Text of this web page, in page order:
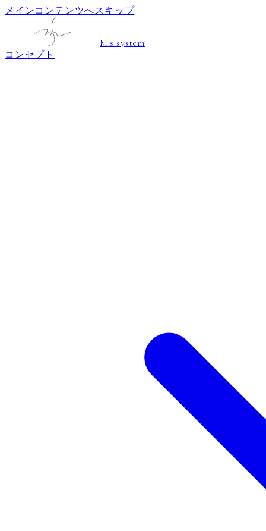
メインコンテンツへスキップ
M's system
コンセプト